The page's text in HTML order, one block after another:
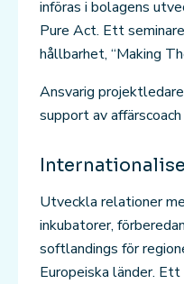
införas i bolagens
Pure Act. Ett
hållbarhet, “Making
Ansvarig
support av
Utveckla relationer
inkubatorer,
softlandings för
Europeiska länder.